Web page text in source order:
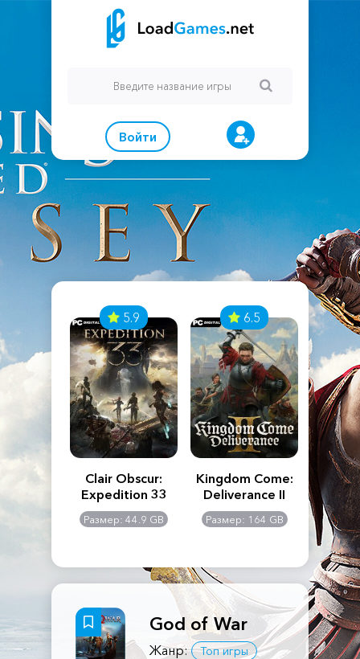
Войти
Creed
5.9
Clair Obscur:
Expedition 33
Размер: 44.9 GB
6.5
Kingdom Come:
Deliverance II
Размер: 164 GB
The
God of War
Жанр:
Топ игры